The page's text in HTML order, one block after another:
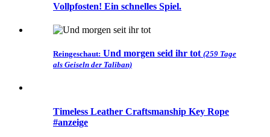
Vollpfosten! Ein schnelles Spiel.
Reingeschaut: Und morgen seid ihr tot (259 Tage
als Geiseln der Taliban)
Timeless Leather Craftsmanship Key Rope
#anzeige